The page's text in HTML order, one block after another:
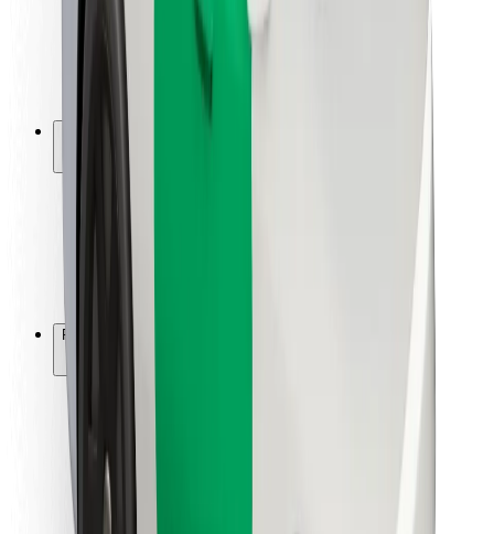
Vairuotojų saugumas
Paspirtukų saugumas
Saugumo laboratorija
Sprendimai miestams
Oro uostai
„Bolt“ įkrovimo stotelės
Pagalba
Vairuotojams
Kurjeriams
„Bolt Food“